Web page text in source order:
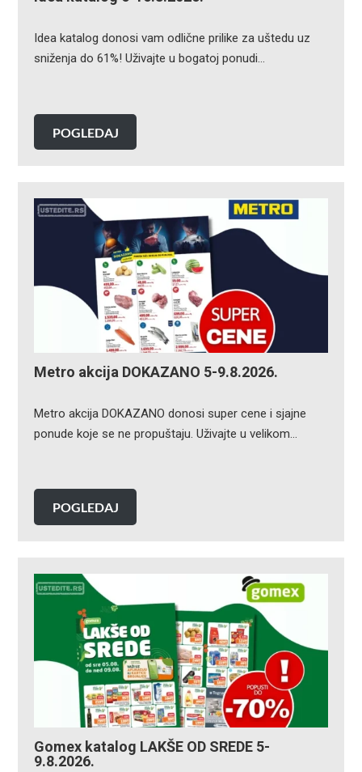
Idea katalog donosi vam odlične prilike za uštedu uz
sniženja do 61%! Uživajte u bogatoj ponudi…
POGLEDAJ
Metro akcija DOKAZANO 5-9.8.2026.
Metro akcija DOKAZANO donosi super cene i sjajne
ponude koje se ne propuštaju. Uživajte u velikom…
POGLEDAJ
Gomex katalog LAKŠE OD SREDE 5-
9.8.2026.